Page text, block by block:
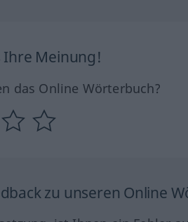
Ihre Meinung!
das Online Wörterbuch?
zu unseren Online